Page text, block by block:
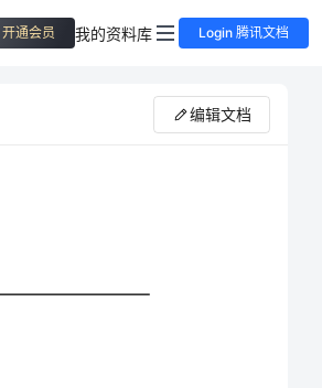
开通会员 我的资料库 Login 腾讯文档
编辑文档